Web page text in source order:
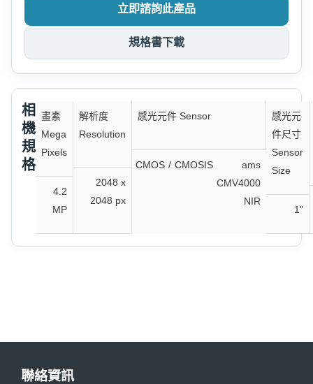
立即諮詢此產品
規格書下載
相
機
規
格
畫素
Mega
Pixels
4.2
MP
解析度
Resolution
2048 x
2048 px
感光元件 Sensor
CMOS / CMOSIS
ams
CMV4000
NIR
感光元
件尺寸
Sensor
Size
1"
聯絡資訊